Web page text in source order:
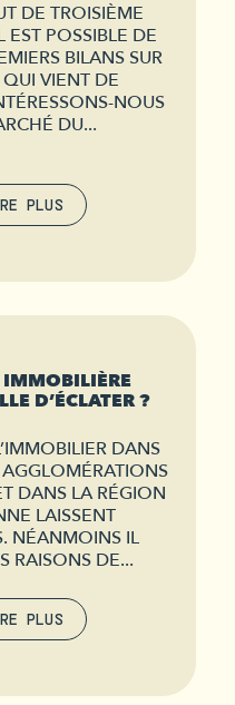
DE TROISIÈME
EST POSSIBLE DE
BILANS SUR
QUI VIENT DE
NOUS
DU...
PLUS
IMMOBILIÈRE
D’ÉCLATER ?
DANS
DANS LA RÉGION
LAISSENT
NÉANMOINS IL
RAISONS DE...
PLUS